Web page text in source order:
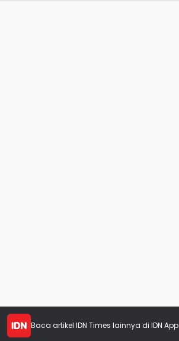
Baca artikel IDN Times lainnya di IDN App